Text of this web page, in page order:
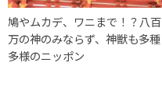
鳩やムカデ、ワニまで！？八百
万の神のみならず、神獣も多種
多様のニッポン